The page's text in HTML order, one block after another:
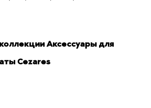
Аксессуары для
Cezares